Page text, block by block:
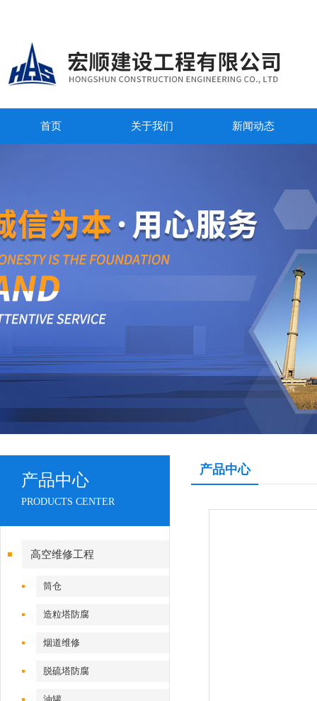
首页 关于我们 新闻动态
产品中心
PRODUCTS CENTER
高空维修工程
筒仓
造粒塔防腐
烟道维修
脱硫塔防腐
产品中心